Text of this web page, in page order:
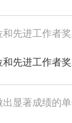
先进工作者
先进工作者
显著成绩的